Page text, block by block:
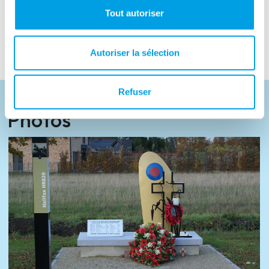
Tout autoriser
Autoriser la sélection
Refuser
Tourist information
www.olen.be,www.kempen.be
Photos